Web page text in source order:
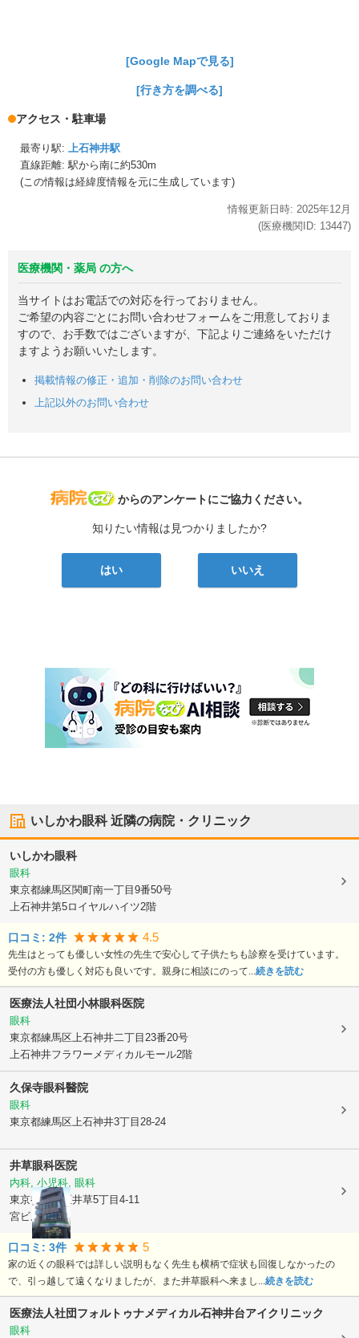
[Google Mapで見る]
[行き方を調べる]
アクセス・駐車場
最寄り駅: 上石神井駅
直線距離: 駅から南に約530m
(この情報は経緯度情報を元に生成しています)
情報更新日時: 2025年12月
(医療機関ID: 13447)
医療機関・薬局 の方へ
当サイトはお電話での対応を行っておりません。
ご希望の内容ごとにお問い合わせフォームをご用意しておりま
すので、お手数ではございますが、下記よりご連絡をいただけ
ますようお願いいたします。
掲載情報の修正・追加・削除のお問い合わせ
上記以外のお問い合わせ
病院なび
からのアンケートにご協力ください。
知りたい情報は見つかりましたか?
はい いいえ
いしかわ眼科近隣の病院・クリニック
いしかわ眼科
眼科
東京都練馬区関町南一丁目9番50号
上石神井第5ロイヤルハイツ2階
口コミ: 2件 4.5
先生はとっても優しい女性の先生で安心して子供たちも診察を受けています。
受付の方も優しく対応も良いです。親身に相談にのって...続きを読む
医療法人社団小林眼科医院
眼科
東京都練馬区上石神井二丁目23番20号
上石神井フラワーメディカルモール2階
久保寺眼科醫院
眼科
東京都練馬区上石神井3丁目28-24
井草眼科医院
内科, 小児科, 眼科
東京都杉並区井草5丁目4-11
宮ビル2F
口コミ: 3件 5
家の近くの眼科では詳しい説明もなく先生も横柄で症状も回復しなかったの
で、引っ越して遠くなりましたが、また井草眼科へ来まし...続きを読む
医療法人社団フォルトゥナメディカル石神井台アイクリニック
眼科